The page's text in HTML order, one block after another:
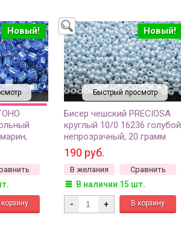
Новый!
Быстрый просмотр
Новый!
Бисер чешский PRECIOSA
круглый 10/0 16236 голубой
непрозрачный, 20 грамм
190 руб.
В желания Сравнить
В наличии 15 шт.
- +